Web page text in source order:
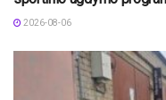
2026-08-06